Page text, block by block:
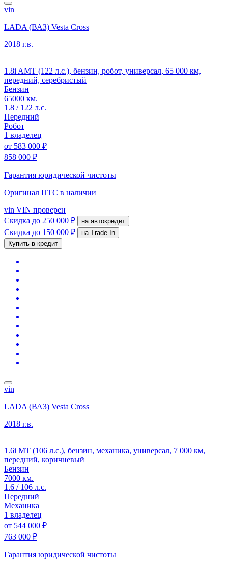
vin
LADA (ВАЗ) Vesta Cross
2018 г.в.
1.8i AMT (122 л.с.), бензин, робот, универсал, 65 000 км,
передний, серебристый
Бензин
65000 км.
1.8 / 122 л.с.
Передний
Робот
1 владелец
от 583 000 ₽
858 000 ₽
Гарантия юридической чистоты
Оригинал ПТС в наличии
vin VIN проверен
Скидка до 250 000 ₽ на автокредит
Скидка до 150 000 ₽
на Trade-In
Купить в кредит
vin
LADA (ВАЗ) Vesta Cross
2018 г.в.
1.6i MT (106 л.с.), бензин, механика, универсал, 7 000 км,
передний, коричневый
Бензин
7000 км.
1.6 / 106 л.с.
Передний
Механика
1 владелец
от 544 000 ₽
763 000 ₽
Гарантия юридической чистоты